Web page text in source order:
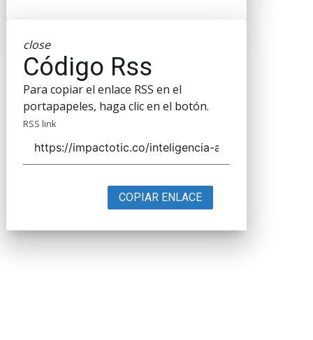
close
Código Rss
Para copiar el enlace RSS en el
portapapeles, haga clic en el botón.
RSS link
COPIAR ENLACE